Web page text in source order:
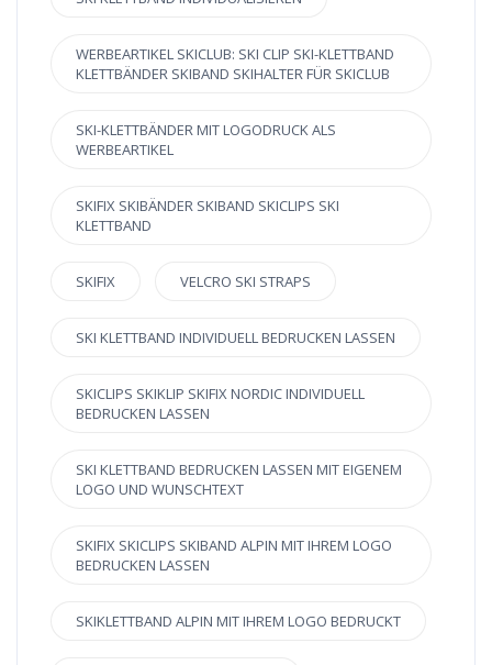
WERBEARTIKEL SKICLUB: SKI CLIP SKI-KLETTBAND
KLETTBÄNDER SKIBAND SKIHALTER FÜR SKICLUB
SKI-KLETTBÄNDER MIT LOGODRUCK ALS
WERBEARTIKEL
SKIFIX SKIBÄNDER SKIBAND SKICLIPS SKI
KLETTBAND
SKIFIX VELCRO SKI STRAPS
SKI KLETTBAND INDIVIDUELL BEDRUCKEN LASSEN
SKICLIPS SKIKLIP SKIFIX NORDIC INDIVIDUELL
BEDRUCKEN LASSEN
SKI KLETTBAND BEDRUCKEN LASSEN MIT EIGENEM
LOGO UND WUNSCHTEXT
SKIFIX SKICLIPS SKIBAND ALPIN MIT IHREM LOGO
BEDRUCKEN LASSEN
SKIKLETTBAND ALPIN MIT IHREM LOGO BEDRUCKT